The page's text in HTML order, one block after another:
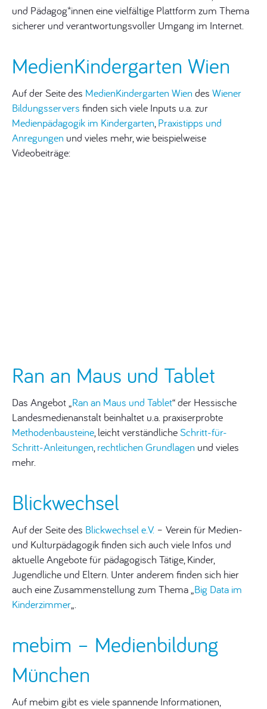
und Pädagog*innen eine vielfältige Plattform zum Thema
sicherer und verantwortungsvoller Umgang im Internet.
MedienKindergarten Wien
Auf der Seite des MedienKindergarten Wien des Wiener
Bildungsservers finden sich viele Inputs u.a. zur
Medienpädagogik im Kindergarten,Praxistipps und
Anregungen und vieles mehr, wie beispielweise
Videobeiträge:
Ran an Maus und Tablet
Das Angebot „Ran an Maus und Tablet“ der Hessische
Landesmedienanstalt beinhaltet u.a. praxiserprobte
Methodenbausteine, leicht verständlicheSchritt-für-
Schritt-Anleitungen,rechtlichen Grundlagen und vieles
mehr.
Blickwechsel
Auf der Seite des Blickwechsel e.V. – Verein für Medien-
und Kulturpädagogik finden sich auch viele Infos und
aktuelle Angebote für pädagogisch Tätige, Kinder,
Jugendliche und Eltern. Unter anderem finden sich hier
auch eine Zusammenstellung zum Thema „Big Data im
Kinderzimmer„.
mebim – Medienbildung
München
Auf mebim gibt es viele spannende Informationen,